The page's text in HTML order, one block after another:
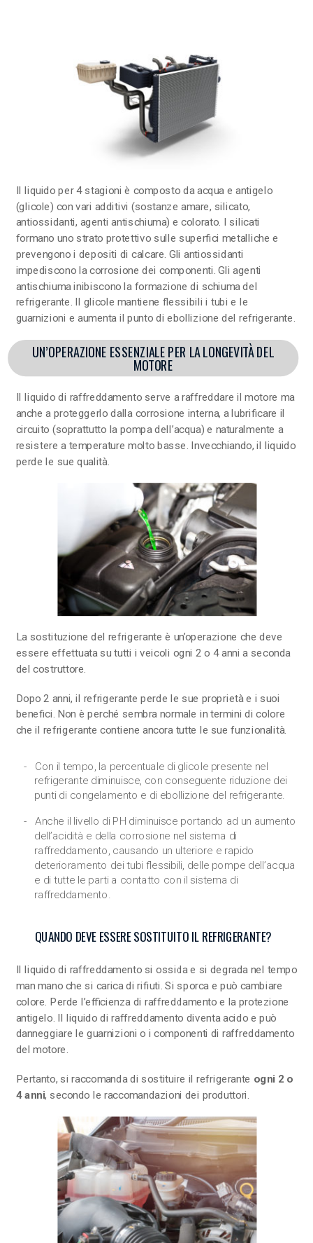
Il liquido per 4 stagioni è composto da acqua e antigelo
(glicole) con vari additivi (sostanze amare, silicato,
antiossidanti, agenti antischiuma) e colorato. I silicati
formano uno strato protettivo sulle superfici metalliche e
prevengono i depositi di calcare. Gli antiossidanti
impediscono la corrosione dei componenti. Gli agenti
antischiuma inibiscono la formazione di schiuma del
refrigerante. Il glicole mantiene flessibili i tubi e le
guarnizioni e aumenta il punto di ebollizione del refrigerante.
UN’OPERAZIONE ESSENZIALE PER LA LONGEVITÀ DEL
MOTORE
Il liquido di raffreddamento serve a raffreddare il motore ma
anche a proteggerlo dalla corrosione interna, a lubrificare il
circuito (soprattutto la pompa dell’acqua) e naturalmente a
resistere a temperature molto basse. Invecchiando, il liquido
perde le sue qualità.
La sostituzione del refrigerante è un’operazione che deve
essere effettuata su tutti i veicoli ogni 2 o 4 anni a seconda
del costruttore.
Dopo 2 anni, il refrigerante perde le sue proprietà e i suoi
benefici. Non è perché sembra normale in termini di colore
che il refrigerante contiene ancora tutte le sue funzionalità.
Con il tempo, la percentuale di glicole presente nel
refrigerante diminuisce, con conseguente riduzione dei
punti di congelamento e di ebollizione del refrigerante.
Anche il livello di PH diminuisce portando ad un aumento
dell’acidità e della corrosione nel sistema di
raffreddamento, causando un ulteriore e rapido
deterioramento dei tubi flessibili, delle pompe dell’acqua
e di tutte le parti a contatto con il sistema di
raffreddamento.
QUANDO DEVE ESSERE SOSTITUITO IL REFRIGERANTE?
Il liquido di raffreddamento si ossida e si degrada nel tempo
man mano che si carica di rifiuti. Si sporca e può cambiare
colore. Perde l’efficienza di raffreddamento e la protezione
antigelo. Il liquido di raffreddamento diventa acido e può
danneggiare le guarnizioni o i componenti di raffreddamento
del motore.
Pertanto, si raccomanda di sostituire il refrigerante ogni 2 o
4 anni, secondo le raccomandazioni dei produttori.